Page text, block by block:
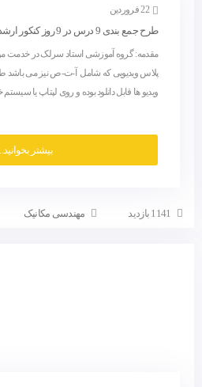
22 فروردین
طرح جمع بندی 9 درس در 9 روز کنکور ارشد مکانیک(بتا پلاس ویدیویی)
مقدمه: گروه آموزشی استاد سرلک در خدمت
پلاس ویدیویی که شامل آ-ت-ص نیز می باشد
ویدیو ها قابل دانلود بوده و روی لپتاپ یا
بیشتر
1141 بازدید مهندسی مکانیک